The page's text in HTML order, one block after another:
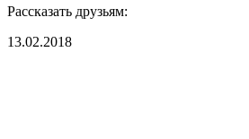
Рассказать друзьям:
13.02.2018